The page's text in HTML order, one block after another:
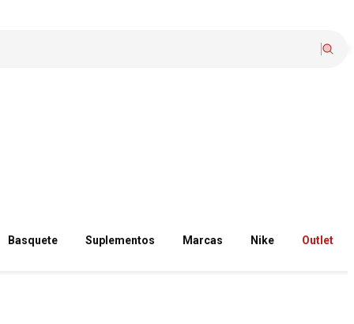
Basquete Suplementos Marcas Nike Outlet